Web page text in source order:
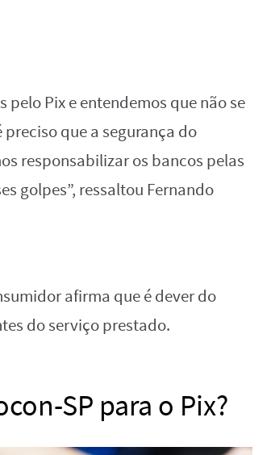
Pix e entendemos que não se
que a segurança do
responsabilizar os bancos pelas
golpes”, ressaltou Fernando
afirma que é dever do
do serviço prestado.
SP para o Pix?